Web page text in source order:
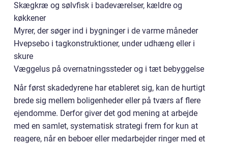
Skægkræ og sølvfisk i badeværelser, kældre og
køkkener
Myrer, der søger ind i bygninger i de varme måneder
Hvepsebo i tagkonstruktioner, under udhæng eller i
skure
Væggelus på overnatningssteder og i tæt bebyggelse
Når først skadedyrene har etableret sig, kan de hurtigt
brede sig mellem boligenheder eller på tværs af flere
ejendomme. Derfor giver det god mening at arbejde
med en samlet, systematisk strategi frem for kun at
reagere, når en beboer eller medarbejder ringer med et